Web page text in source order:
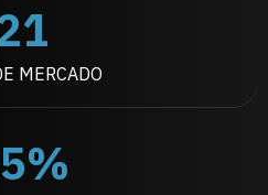
MERCADO
%